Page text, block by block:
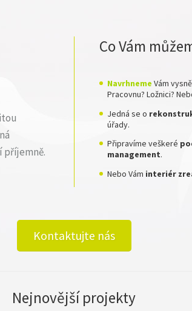
příjemně.
Co Vám
Navrhneme Vám
Pracovnu? Ložnici?
Jedná se o
úřady.
Připravíme veškeré
management.
Nebo Vám interiér
Kontaktujte nás
Nejnovější projekty